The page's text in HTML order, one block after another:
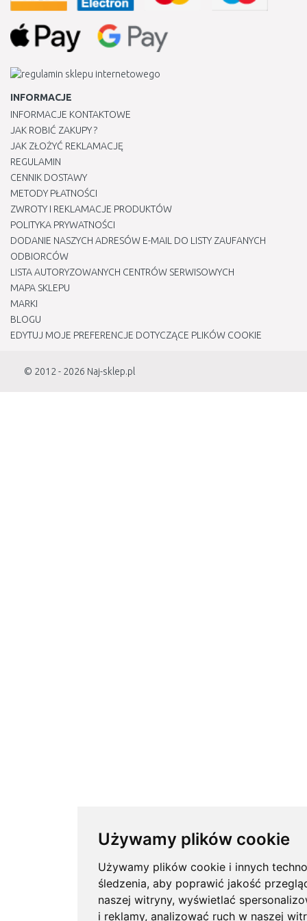
Używamy plików cookie
Używamy plików cookie i innych
śledzenia, aby poprawić jakość
naszej witryny, wyświetlać
i reklamy, analizować ruch w naszej
INFORMACJE
INFORMACJE KONTAKTOWE
JAK ROBIĆ ZAKUPY ?
JAK ZŁOŻYĆ REKLAMACJĘ
REGULAMIN
CENNIK DOSTAWY
METODY PŁATNOŚCI
ZWROTY I REKLAMACJE PRODUKTÓW
POLITYKA PRYWATNOŚCI
DODANIE NASZYCH ADRESÓW E-MAIL DO LISTY ZAUFANYCH
ODBIORCÓW
LISTA AUTORYZOWANYCH CENTRÓW SERWISOWYCH
MAPA SKLEPU
MARKI
BLOGU
EDYTUJ MOJE PREFERENCJE DOTYCZĄCE PLIKÓW COOKIE
© 2012 - 2026 Naj-sklep.pl